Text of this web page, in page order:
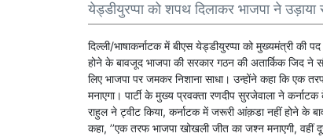
येड्डीयुरप्पा को शपथ दिलाकर भाजपा ने उड़ाया
दिल्ली/भाषाकर्नाटक में बीएस येड्डीयुरप्पा को मुख्यमंत्री की
होने के बावजूद भाजपा की सरकार गठन की अतार्किक जिद ने
लिए भाजपा पर जमकर निशाना साधा। उन्होंने कहा कि एक
मनाएगा। पार्टी के मुख्य प्रवक्ता रणदीप सुरजेवाला ने
राहुल ने ट्वीट किया, कर्नाटक में जरूरी आंक़डा नहीं होने के
कहा, ’’एक तरफ भाजपा खोखली जीत का जश्न मनाएगी,